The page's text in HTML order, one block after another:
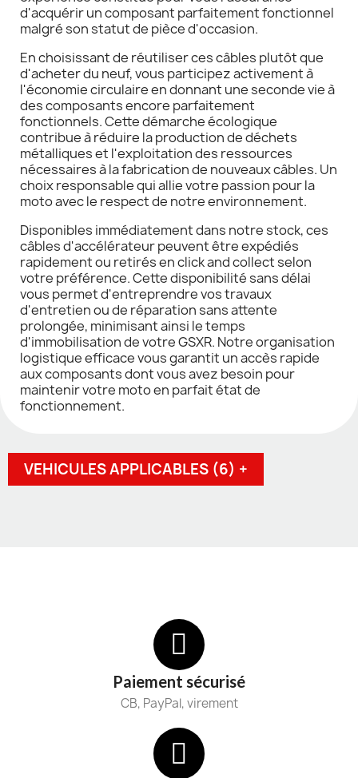
d'acquérir un composant parfaitement fonctionnel
malgré son statut de pièce d'occasion.
En choisissant de réutiliser ces câbles plutôt que
d'acheter du neuf, vous participez activement à
l'économie circulaire en donnant une seconde vie à
des composants encore parfaitement
fonctionnels. Cette démarche écologique
contribue à réduire la production de déchets
métalliques et l'exploitation des ressources
nécessaires à la fabrication de nouveaux câbles. Un
choix responsable qui allie votre passion pour la
moto avec le respect de notre environnement.
Disponibles immédiatement dans notre stock, ces
câbles d'accélérateur peuvent être expédiés
rapidement ou retirés en click and collect selon
votre préférence. Cette disponibilité sans délai
vous permet d'entreprendre vos travaux
d'entretien ou de réparation sans attente
prolongée, minimisant ainsi le temps
d'immobilisation de votre GSXR. Notre organisation
logistique efficace vous garantit un accès rapide
aux composants dont vous avez besoin pour
maintenir votre moto en parfait état de
fonctionnement.
VEHICULES APPLICABLES (6) +
Paiement sécurisé
CB, PayPal, virement